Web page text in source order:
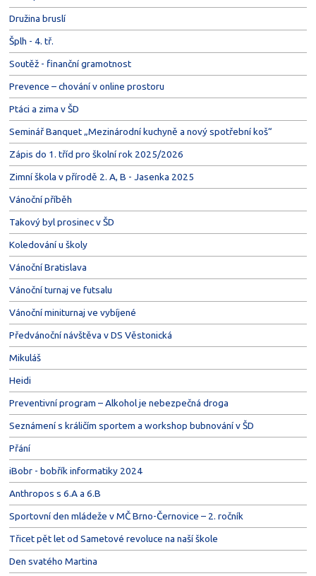
Družina bruslí
Šplh - 4. tř.
Soutěž - finanční gramotnost
Prevence – chování v online prostoru
Ptáci a zima v ŠD
Seminář Banquet „Mezinárodní kuchyně a nový spotřební koš“
Zápis do 1. tříd pro školní rok 2025/2026
Zimní škola v přírodě 2. A, B - Jasenka 2025
Vánoční příběh
Takový byl prosinec v ŠD
Koledování u školy
Vánoční Bratislava
Vánoční turnaj ve futsalu
Vánoční miniturnaj ve vybíjené
Předvánoční návštěva v DS Věstonická
Mikuláš
Heidi
Preventivní program – Alkohol je nebezpečná droga
Seznámení s králičím sportem a workshop bubnování v ŠD
Přání
iBobr - bobřík informatiky 2024
Anthropos s 6.A a 6.B
Sportovní den mládeže v MČ Brno-Černovice – 2. ročník
Třicet pět let od Sametové revoluce na naší škole
Den svatého Martina